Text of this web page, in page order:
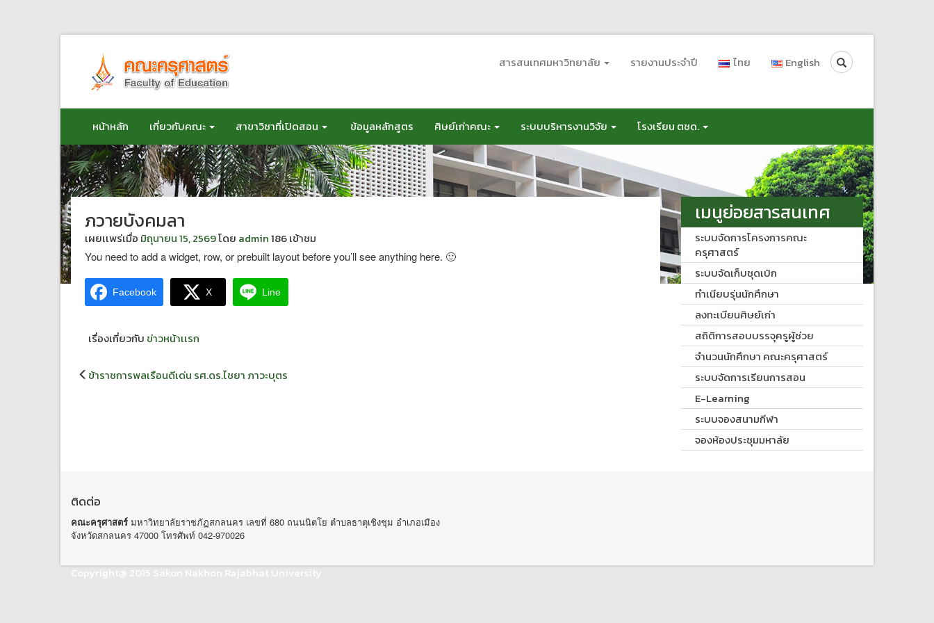
เนื้อหา
สารสนเทศมหาวิทยาลัย รายงานประจำปี ไทย English Search
หน้าหลัก เกี่ยวกับคณะ สาขาวิชาที่เปิดสอน ข้อมูลหลักสูตร ศิษย์เก่าคณะ ระบบบริหารงานวิจัย โรงเรียน ตชด.
ภวายบังคมลา
เผยเเพร่เมื่อ มิถุนายน 15, 2569โดย admin186 เข้าชม
You need to add a widget, row, or prebuilt layout before you’ll see anything here. 🙂
Facebook X Line
เรื่องเกี่ยวกับ ข่าวหน้าเเรก
แนะแนว
ข้าราชการพลเรือนดีเด่น รศ.ดร.ไชยา ภาวะบุตร
เมนูย่อยสารสนเทศ
ระบบจัดการโครงการคณะ
ครุศาสตร์
ระบบจัดเก็บชุดเบิก
ทำเนียบรุ่นนักศึกษา
ลงทะเบียนศิษย์เก่า
สถิติการสอบบรรจุครูผู้ช่วย
จำนวนนักศึกษา คณะครุศาสตร์
ระบบจัดการเรียนการสอน
E-Learning
ระบบจองสนามกีฬา
จองห้องประชุมมหาลัย
ติดต่อ
คณะครุศาสตร์ มหาวิทยาลัยราชภัฏสกลนคร เลขที่ 680 ถนนนิตโย ตำบลธาตุเชิงชุม อำเภอเมือง
จังหวัดสกลนคร 47000 โทรศัพท์ 042-970026
Copyright@ 2015 Sakon Nakhon Rajabhat University